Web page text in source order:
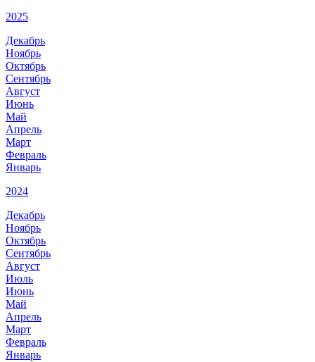
2025
Декабрь
Ноябрь
Октябрь
Сентябрь
Август
Июнь
Май
Апрель
Март
Февраль
Январь
2024
Декабрь
Ноябрь
Октябрь
Сентябрь
Август
Июль
Июнь
Май
Апрель
Март
Февраль
Январь